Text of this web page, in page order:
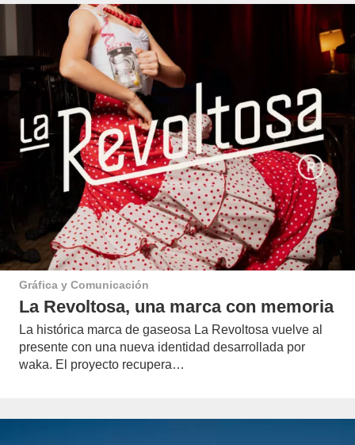
Gráfica y Comunicación
La Revoltosa, una marca con memoria
La histórica marca de gaseosa La Revoltosa vuelve al
presente con una nueva identidad desarrollada por
waka. El proyecto recupera…